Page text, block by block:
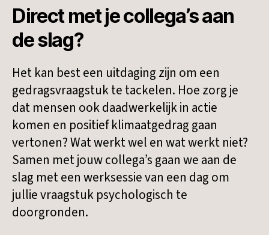
Direct met je collega’s aan
de slag?
Het kan best een uitdaging zijn om een
gedragsvraagstuk te tackelen. Hoe zorg je
dat mensen ook daadwerkelijk in actie
komen en positief klimaatgedrag gaan
vertonen? Wat werkt wel en wat werkt niet?
Samen met jouw collega’s gaan we aan de
slag met een werksessie van een dag om
jullie vraagstuk psychologisch te
doorgronden.